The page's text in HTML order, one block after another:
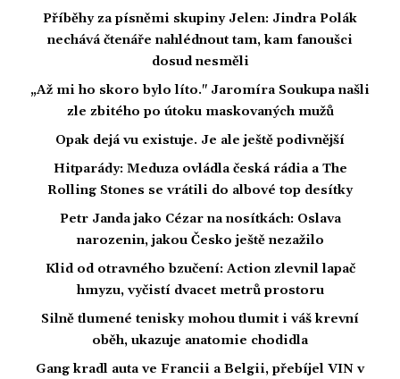
Příběhy za písněmi skupiny Jelen: Jindra Polák
nechává čtenáře nahlédnout tam, kam fanoušci
dosud nesměli
„Až mi ho skoro bylo líto." Jaromíra Soukupa našli
zle zbitého po útoku maskovaných mužů
Opak dejá vu existuje. Je ale ještě podivnější
Hitparády: Meduza ovládla česká rádia a The
Rolling Stones se vrátili do albové top desítky
Petr Janda jako Cézar na nosítkách: Oslava
narozenin, jakou Česko ještě nezažilo
Klid od otravného bzučení: Action zlevnil lapač
hmyzu, vyčistí dvacet metrů prostoru
Silně tlumené tenisky mohou tlumit i váš krevní
oběh, ukazuje anatomie chodidla
Gang kradl auta ve Francii a Belgii, přebíjel VIN v